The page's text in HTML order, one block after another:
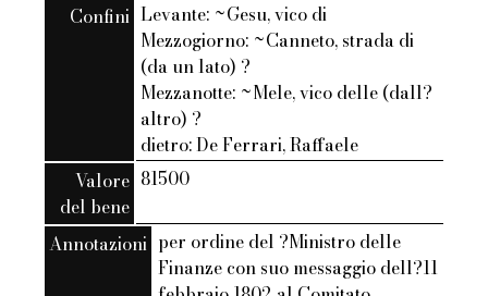
Confini Levante: ~Gesu, vico di
Mezzogiorno: ~Canneto, strada di
(da un lato) ?
Mezzanotte: ~Mele, vico delle (dall?
altro) ?
dietro: De Ferrari, Raffaele
Valore
del bene
81500
Annotazioni per ordine del ?Ministro delle
Finanze con suo messaggio dell?11